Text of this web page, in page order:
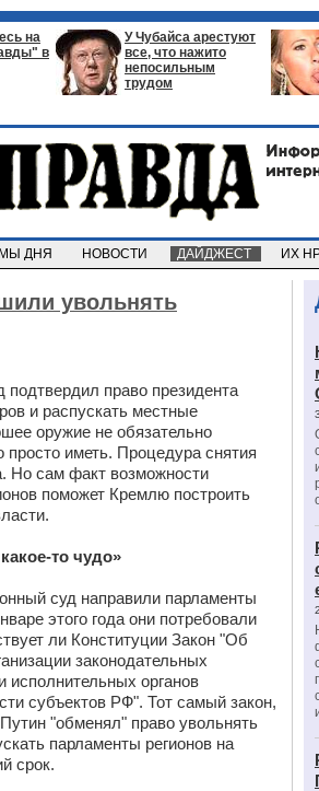
на
в
У Чубайса арестуют
все, что нажито
непосильным
трудом
ДНЯ НОВОСТИ ДАЙДЖЕСТ ИХ
увольнять
подтвердил право президента
и распускать местные
оружие не обязательно
просто иметь. Процедура снятия
Но сам факт возможности
поможет Кремлю построить
то чудо»
суд направили парламенты
этого года они потребовали
ли Конституции Закон "Об
законодательных
исполнительных органов
субъектов РФ". Тот самый закон,
"обменял" право увольнять
парламенты регионов на
срок.